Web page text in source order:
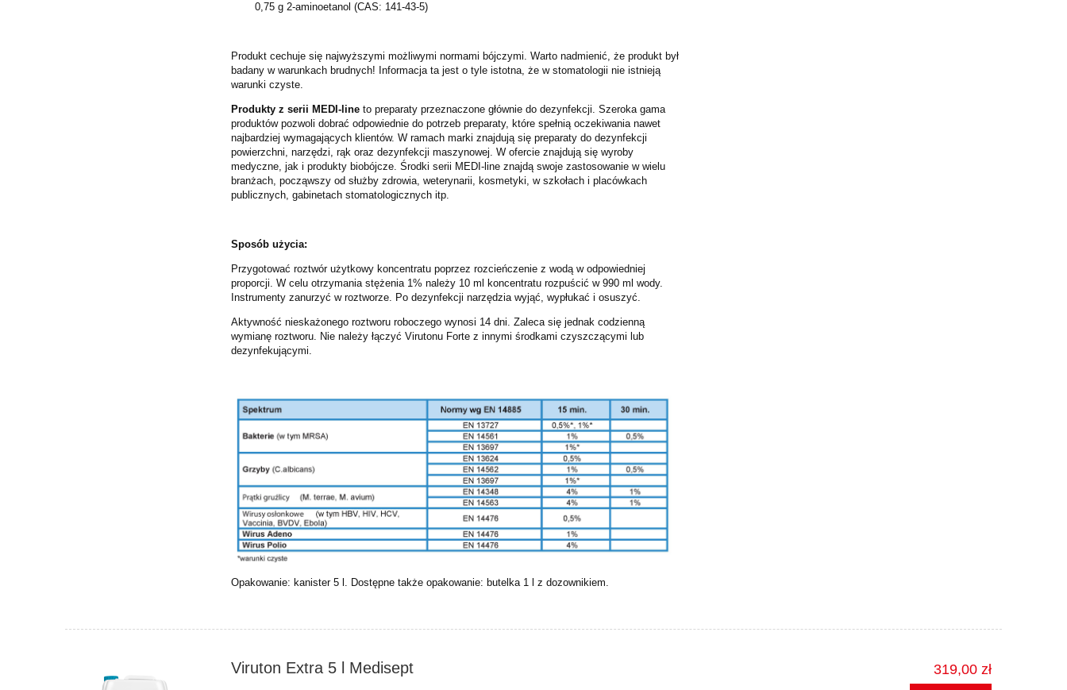
0,75 g 2-aminoetanol (CAS: 141-43-5)
Produkt cechuje się najwyższymi możliwymi normami bójczymi. Warto nadmienić, że produkt był
badany w warunkach brudnych! Informacja ta jest o tyle istotna, że w stomatologii nie istnieją
warunki czyste.
Produkty z serii MEDI-line to preparaty przeznaczone głównie do dezynfekcji. Szeroka gama
produktów pozwoli dobrać odpowiednie do potrzeb preparaty, które spełnią oczekiwania nawet
najbardziej wymagających klientów. W ramach marki znajdują się preparaty do dezynfekcji
powierzchni, narzędzi, rąk oraz dezynfekcji maszynowej. W ofercie znajdują się wyroby
medyczne, jak i produkty biobójcze. Środki serii MEDI-line znajdą swoje zastosowanie w wielu
branżach, począwszy od służby zdrowia, weterynarii, kosmetyki, w szkołach i placówkach
publicznych, gabinetach stomatologicznych itp.
Sposób użycia:
Przygotować roztwór użytkowy koncentratu poprzez rozcieńczenie z wodą w odpowiedniej
proporcji. W celu otrzymania stężenia 1% należy 10 ml koncentratu rozpuścić w 990 ml wody.
Instrumenty zanurzyć w roztworze. Po dezynfekcji narzędzia wyjąć, wypłukać i osuszyć.
Aktywność nieskażonego roztworu roboczego wynosi 14 dni. Zaleca się jednak codzienną
wymianę roztworu. Nie należy łączyć Virutonu Forte z innymi środkami czyszczącymi lub
dezynfekującymi.
Opakowanie: kanister 5 l. Dostępne także opakowanie: butelka 1 l z dozownikiem.
Viruton Extra 5 l Medisept 319,00 zł